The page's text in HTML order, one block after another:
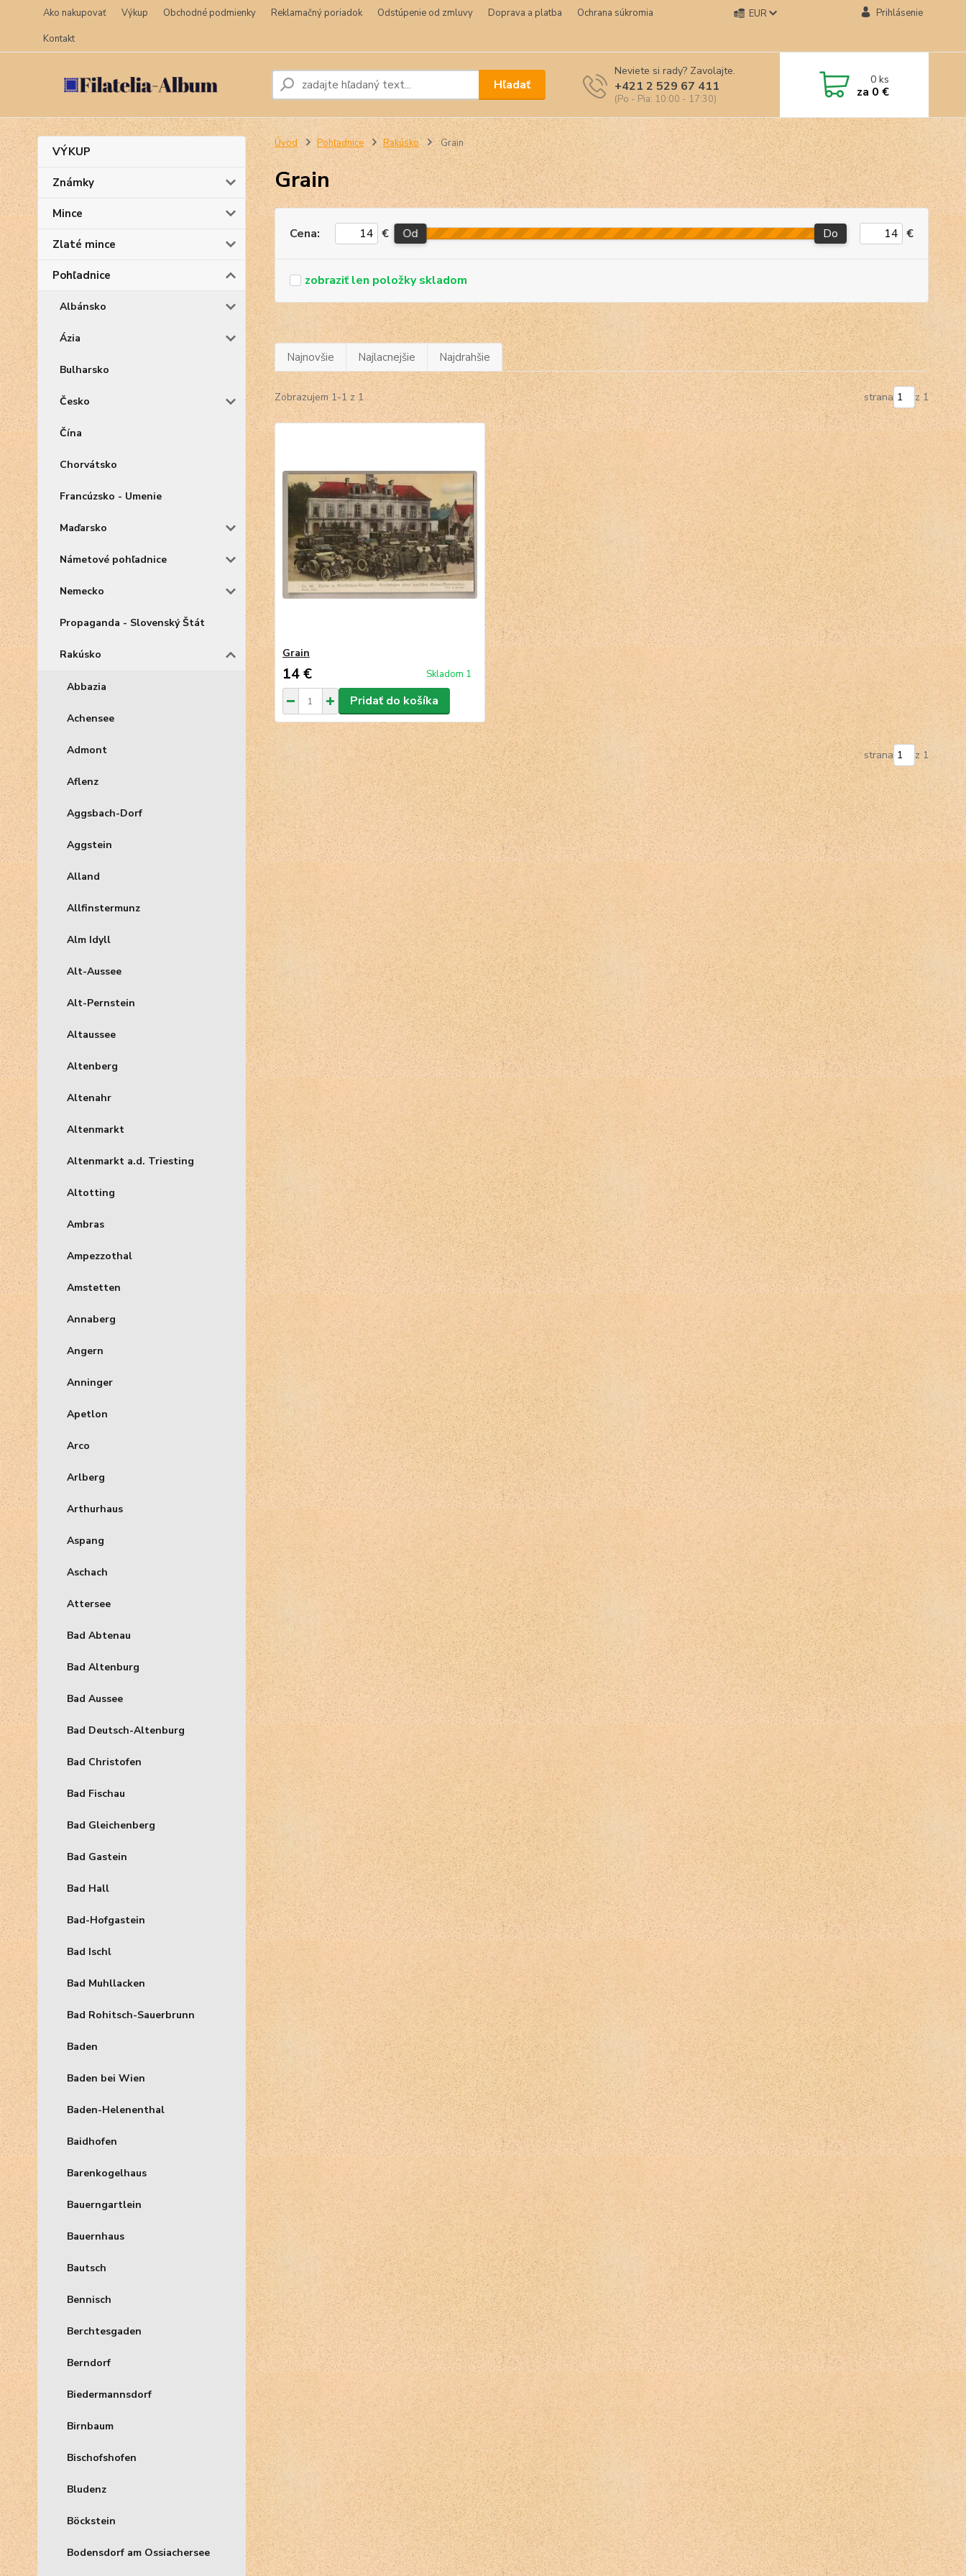
Ako nakupovať Výkup Obchodné podmienky Reklamačný poriadok Odstúpenie od zmluvy Doprava a platba
Ochrana súkromia
Kontakt
EUR Prihlásenie
Hľadať
Neviete si rady? Zavolajte.
+421 2 529 67 411
(Po - Pia: 10:00 - 17:30)
0ks
za 0 €
VÝKUP
Známky
Mince
Zlaté mince
Pohľadnice
Albánsko
Ázia
Bulharsko
Česko
Čína
Chorvátsko
Francúzsko - Umenie
Maďarsko
Námetové pohľadnice
Nemecko
Propaganda - Slovenský Štát
Rakúsko
Abbazia
Achensee
Admont
Aflenz
Aggsbach-Dorf
Aggstein
Alland
Allfinstermunz
Alm Idyll
Alt-Aussee
Alt-Pernstein
Altaussee
Altenberg
Altenahr
Altenmarkt
Altenmarkt a.d. Triesting
Altotting
Ambras
Ampezzothal
Amstetten
Annaberg
Angern
Anninger
Apetlon
Arco
Arlberg
Arthurhaus
Aspang
Aschach
Attersee
Bad Abtenau
Bad Altenburg
Bad Aussee
Bad Deutsch-Altenburg
Bad Christofen
Bad Fischau
Bad Gleichenberg
Bad Gastein
Bad Hall
Bad-Hofgastein
Bad Ischl
Bad Muhllacken
Bad Rohitsch-Sauerbrunn
Baden
Baden bei Wien
Baden-Helenenthal
Baidhofen
Barenkogelhaus
Bauerngartlein
Bauernhaus
Bautsch
Bennisch
Berchtesgaden
Berndorf
Biedermannsdorf
Birnbaum
Bischofshofen
Bludenz
Böckstein
Bodensdorf am Ossiachersee
Úvod Pohľadnice Rakúsko Grain
Grain
Cena: € Od Do €
skladom
Najnovšie Najlacnejšie Najdrahšie
Zobrazujem 1-1 z 1 strana z 1
Grain
14 € Skladom 1
Pridať do košíka
strana z 1